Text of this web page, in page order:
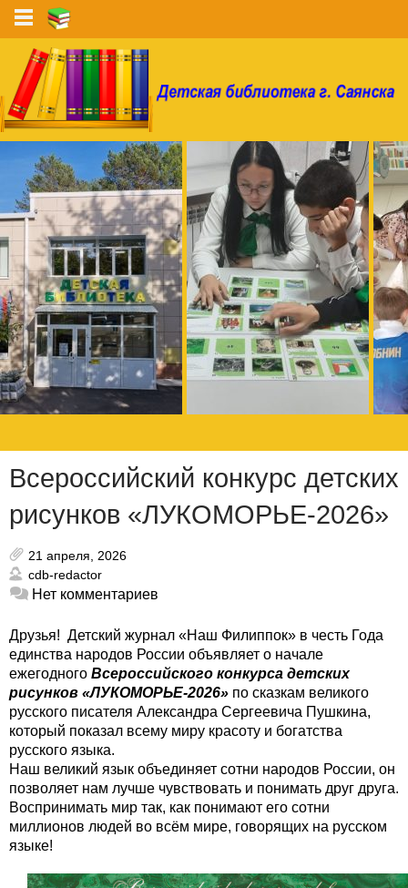
Всероссийский конкурс детских
рисунков «ЛУКОМОРЬЕ-2026»
21 апреля, 2026
cdb-redactor
Нет комментариев
Друзья! Детский журнал «Наш Филиппок» в честь Года
единства народов России объявляет о начале
ежегодного Всероссийского конкурса детских
рисунков «ЛУКОМОРЬЕ-2026» по сказкам великого
русского писателя Александра Сергеевича Пушкина,
который показал всему миру красоту и богатства
русского языка.
Наш великий язык объединяет сотни народов России, он
позволяет нам лучше чувствовать и понимать друг друга.
Воспринимать мир так, как понимают его сотни
миллионов людей во всём мире, говорящих на русском
языке!